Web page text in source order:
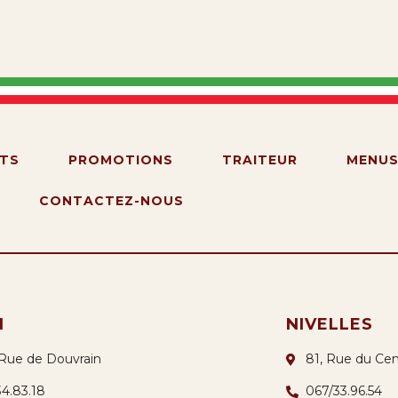
PROMOTIONS TRAITEUR
CONTACTEZ-NOUS
de Douvrain
NIVELLES
81, Rue du
067/33.96.54